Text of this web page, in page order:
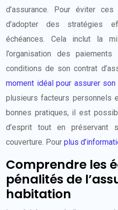
d’assurance. Pour éviter
d’adopter des stratégies
échéances. Cela inclut la
l’organisation des
conditions de son contrat
moment idéal pour assurer son
plusieurs facteurs personnels
bonnes pratiques, il est
d’esprit tout en
couverture. Pour plus
Comprendre les
pénalités de
habitation